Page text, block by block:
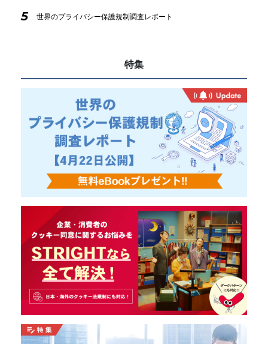
5 世界のプライバシー保護規制調査レポート
特集